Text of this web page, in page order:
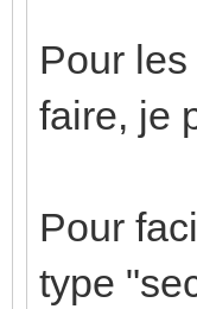
Pour
faire, je
Pour
type